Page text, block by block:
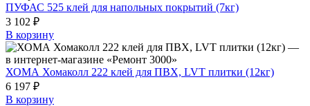
ПУФАС 525 клей для напольных покрытий (7кг)
3 102 ₽
В корзину
ХОМА Хомаколл 222 клей для ПВХ, LVT плитки (12кг)
6 197 ₽
В корзину